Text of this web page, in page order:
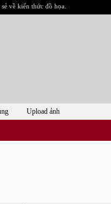
về kiến thức đồ họa.
Upload ảnh